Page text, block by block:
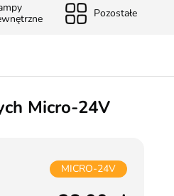
Pozostałe
Micro-24V
MICRO-24V